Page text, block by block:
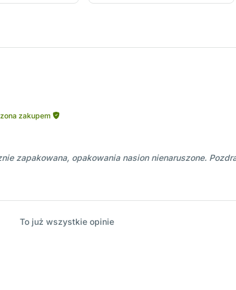
zakupem
zapakowana, opakowania nasion nienaruszone.
To już wszystkie opinie